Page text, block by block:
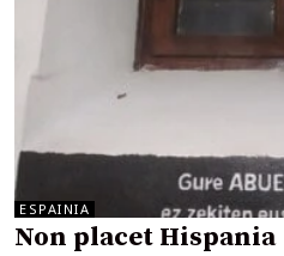
ESPAINIA
Non placet Hispania